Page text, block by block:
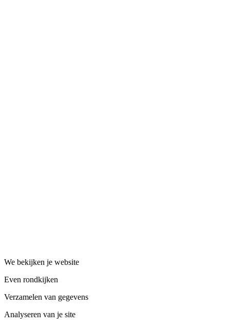
We bekijken je website
Even rondkijken
Verzamelen van gegevens
Analyseren van je site